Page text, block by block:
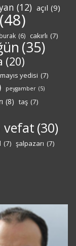
(12) açıl (9)
burak (6) cakırlı (7)
(35)
(20)
mayıs yedisi (7)
peygamber (5)
(8) taş (7)
vefat (30)
(7) şalpazarı (7)